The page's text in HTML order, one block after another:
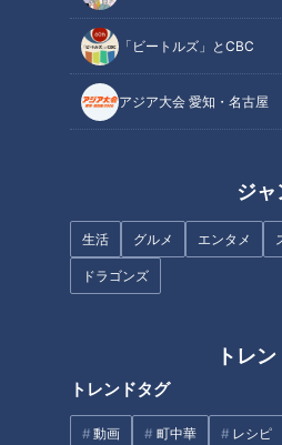
「ビートルズ」とCBC
アジア大会 愛知・名古屋
ジャ
生活 グルメ エンタメ
ドラゴンズ
トレ
トレンドタグ
動画 町中華 レシピ
CBCテレビ『チャント！』
午前9時、スタートの紀北町から
鬼（くき）町から出発。ゴールま
快晴の下、友廣アナは「青空に山